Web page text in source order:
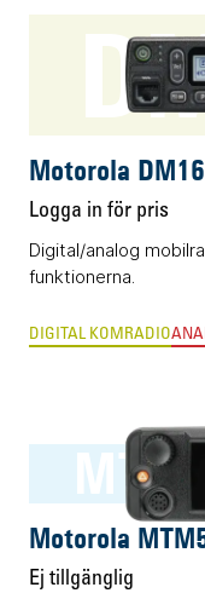
Motorola
Logga in för pris
Digital/analog
funktionerna.
DIGITAL KOMRADIO
Motorola
Ej tillgänglig